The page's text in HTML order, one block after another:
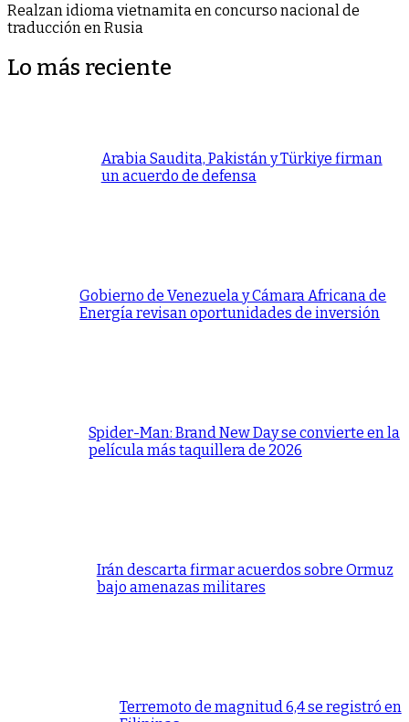
Realzan idioma vietnamita en concurso nacional de
traducción en Rusia
Lo más reciente
Arabia Saudita, Pakistán y Türkiye firman
un acuerdo de defensa
Gobierno de Venezuela y Cámara Africana de
Energía revisan oportunidades de inversión
Spider-Man: Brand New Day se convierte en la
película más taquillera de 2026
Irán descarta firmar acuerdos sobre Ormuz
bajo amenazas militares
Terremoto de magnitud 6,4 se registró en